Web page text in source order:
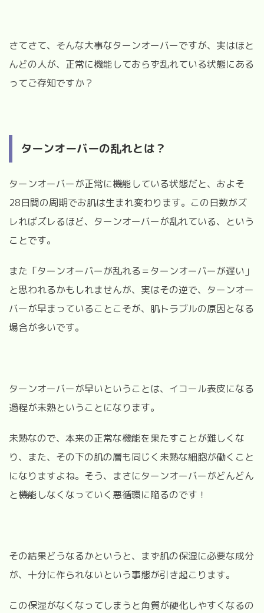
さてさて、そんな大事なターンオーバーですが、実はほと
んどの人が、正常に機能しておらず乱れている状態にある
ってご存知ですか？
ターンオーバーの乱れとは？
ターンオーバーが正常に機能している状態だと、およそ
28日間の周期でお肌は生まれ変わります。この日数がズ
レればズレるほど、ターンオーバーが乱れている、という
ことです。
また「ターンオーバーが乱れる＝ターンオーバーが遅い」
と思われるかもしれませんが、実はその逆で、ターンオー
バーが早まっていることこそが、肌トラブルの原因となる
場合が多いです。
ターンオーバーが早いということは、イコール表皮になる
過程が未熟ということになります。
未熟なので、本来の正常な機能を果たすことが難しくな
り、また、その下の肌の層も同じく未熟な細胞が働くこと
になりますよね。そう、まさにターンオーバーがどんどん
と機能しなくなっていく悪循環に陥るのです！
その結果どうなるかというと、まず肌の保湿に必要な成分
が、十分に作られないという事態が引き起こります。
この保湿がなくなってしまうと角質が硬化しやすくなるの